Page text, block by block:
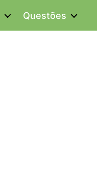
Questões